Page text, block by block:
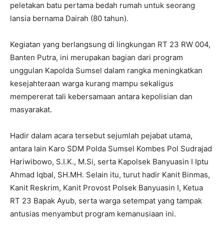
peletakan batu pertama bedah rumah untuk seorang
lansia bernama Dairah (80 tahun).
Kegiatan yang berlangsung di lingkungan RT 23 RW 004,
Banten Putra, ini merupakan bagian dari program
unggulan Kapolda Sumsel dalam rangka meningkatkan
kesejahteraan warga kurang mampu sekaligus
mempererat tali kebersamaan antara kepolisian dan
masyarakat.
Hadir dalam acara tersebut sejumlah pejabat utama,
antara lain Karo SDM Polda Sumsel Kombes Pol Sudrajad
Hariwibowo, S.I.K., M.Si, serta Kapolsek Banyuasin I Iptu
Ahmad Iqbal, SH.MH. Selain itu, turut hadir Kanit Binmas,
Kanit Reskrim, Kanit Provost Polsek Banyuasin I, Ketua
RT 23 Bapak Ayub, serta warga setempat yang tampak
antusias menyambut program kemanusiaan ini.